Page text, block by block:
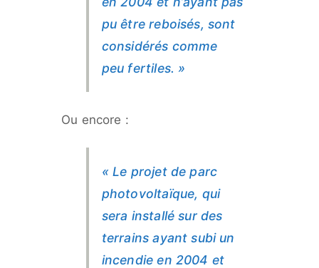
pu être reboisés, sont
considérés comme
peu fertiles. »
Ou encore :
« Le projet de parc
photovoltaïque, qui
sera installé sur des
terrains ayant subi un
incendie en 2004 et